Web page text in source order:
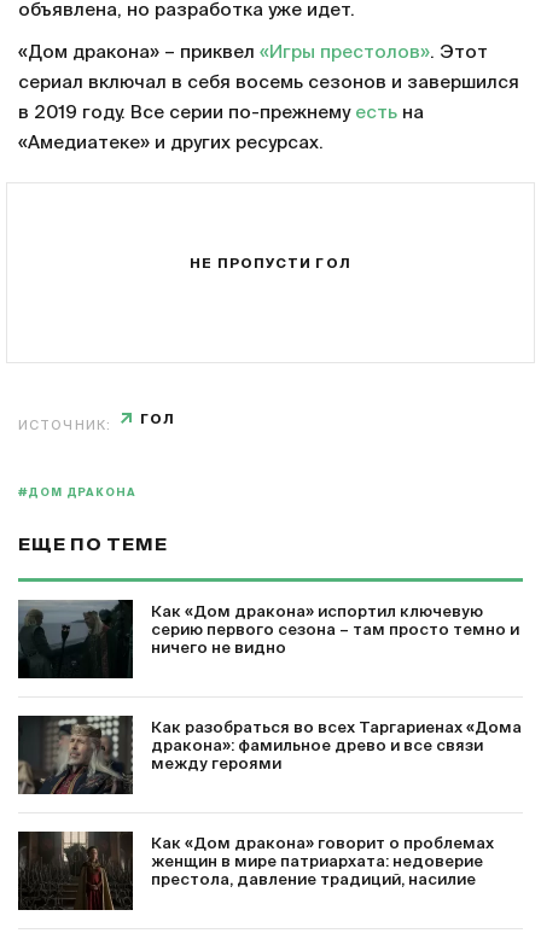
объявлена, но разработка уже идет.
«Дом дракона» – приквел «Игры престолов». Этот
сериал включал в себя восемь сезонов и завершился
в 2019 году. Все серии по-прежнему есть на
«Амедиатеке» и других ресурсах.
НЕ ПРОПУСТИ ГОЛ
ИСТОЧНИК: ГОЛ
#ДОМ ДРАКОНА
ЕЩЕ ПО ТЕМЕ
Как «Дом дракона» испортил ключевую
серию первого сезона – там просто темно и
ничего не видно
Как разобраться во всех Таргариенах «Дома
дракона»: фамильное древо и все связи
между героями
Как «Дом дракона» говорит о проблемах
женщин в мире патриархата: недоверие
престола, давление традиций, насилие